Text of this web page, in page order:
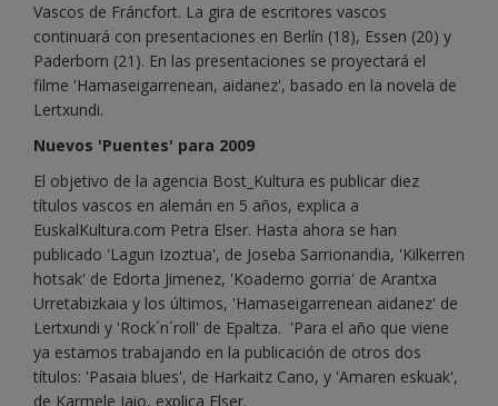
Vascos de Fráncfort. La gira de escritores vascos
continuará con presentaciones en Berlín (18), Essen (20) y
Paderborn (21). En las presentaciones se proyectará el
filme 'Hamaseigarrenean, aidanez', basado en la novela de
Lertxundi.
Nuevos 'Puentes' para 2009
El objetivo de la agencia Bost_Kultura es publicar diez
títulos vascos en alemán en 5 años, explica a
EuskalKultura.com Petra Elser. Hasta ahora se han
publicado 'Lagun Izoztua', de Joseba Sarrionandia, 'Kilkerren
hotsak' de Edorta Jimenez, 'Koaderno gorria' de Arantxa
Urretabizkaia y los últimos, 'Hamaseigarrenean aidanez' de
Lertxundi y 'Rock´n´roll' de Epaltza. 'Para el año que viene
ya estamos trabajando en la publicación de otros dos
títulos: 'Pasaia blues', de Harkaitz Cano, y 'Amaren eskuak',
de Karmele Jaio, explica Elser.